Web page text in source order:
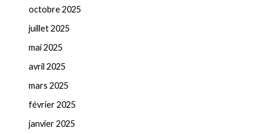
octobre 2025
juillet 2025
mai 2025
avril 2025
mars 2025
février 2025
janvier 2025